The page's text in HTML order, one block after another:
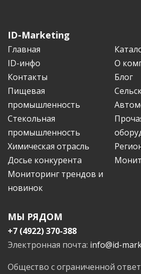
ID-Marketing
Главная
ID-инфо
О
Контакты
Блог
Пищевая
промышленность
Стекольная
промышленность
Химическая отрасль
Досье конкурента
Мониторинг трендов и
новинок
МЫ РЯДОМ
+7 (4922) 370-388
Электронная почта: info@id-
Общество с ограниченной